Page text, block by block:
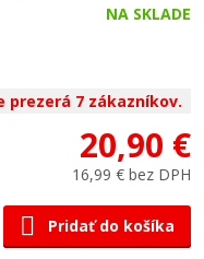
NA SKLADE
prezerá 7 zákazníkov.
20,90 €
16,99 € bez DPH
Pridať do košíka